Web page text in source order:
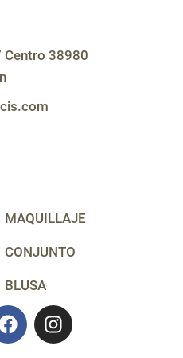
F
a
I
n
g
r
a
m
a
Centro 38980
MAQUILLAJE
CONJUNTO
BLUSA